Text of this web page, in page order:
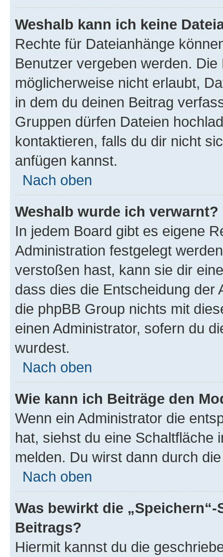
Weshalb kann ich keine
Rechte für Dateianhänge
Benutzer vergeben werden.
möglicherweise nicht erlaubt,
in dem du deinen Beitrag
Gruppen dürfen Dateien
kontaktieren, falls du dir nicht
anfügen kannst.
Nach oben
Weshalb wurde ich verwarnt?
In jedem Board gibt es eigene
Administration festgelegt
verstoßen hast, kann sie dir
dass dies die Entscheidung der
die phpBB Group nichts mit
einen Administrator, sofern du
wurdest.
Nach oben
Wie kann ich Beiträge den
Wenn ein Administrator die
hat, siehst du eine Schaltfläche
melden. Du wirst dann durch
Nach oben
Was bewirkt die
Beitrags?
Hiermit kannst du die